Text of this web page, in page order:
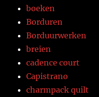
boeken
Borduren
Borduurwerken
breien
cadence court
Capistrano
charmpack quilt